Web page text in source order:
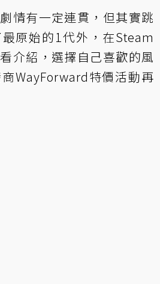
情有一定連貫，但其實跳
原始的1代外，在Steam
介紹，選擇自己喜歡的風
WayForward特價活動再